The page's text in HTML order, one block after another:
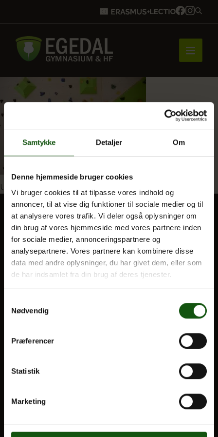
Samtykke Detaljer Om
Denne hjemmeside bruger cookies
Vi bruger cookies til at tilpasse vores indhold og
annoncer, til at vise dig funktioner til sociale medier og til
at analysere vores trafik. Vi deler også oplysninger om
din brug af vores hjemmeside med vores partnere inden
for sociale medier, annonceringspartnere og
analysepartnere. Vores partnere kan kombinere disse
data med andre oplysninger, du har givet dem, eller som
de har indsamlet fra din brug af deres tjenester.
Nødvendig
Præferencer
Statistik
Marketing
Forside
Bliv elev
Vores uddannelser
Om E.G.
Indlægsnavigation
Udgivet i
BLIV ELEV
Til forældre
VORES UDDANNELSER
Alle fag og valgfag